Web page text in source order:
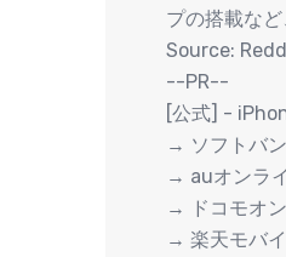
プの搭載な
Source:
--PR--
[公式] -
→ ソフトバ
→ auオンラ
→ ドコモオ
→ 楽天モバ